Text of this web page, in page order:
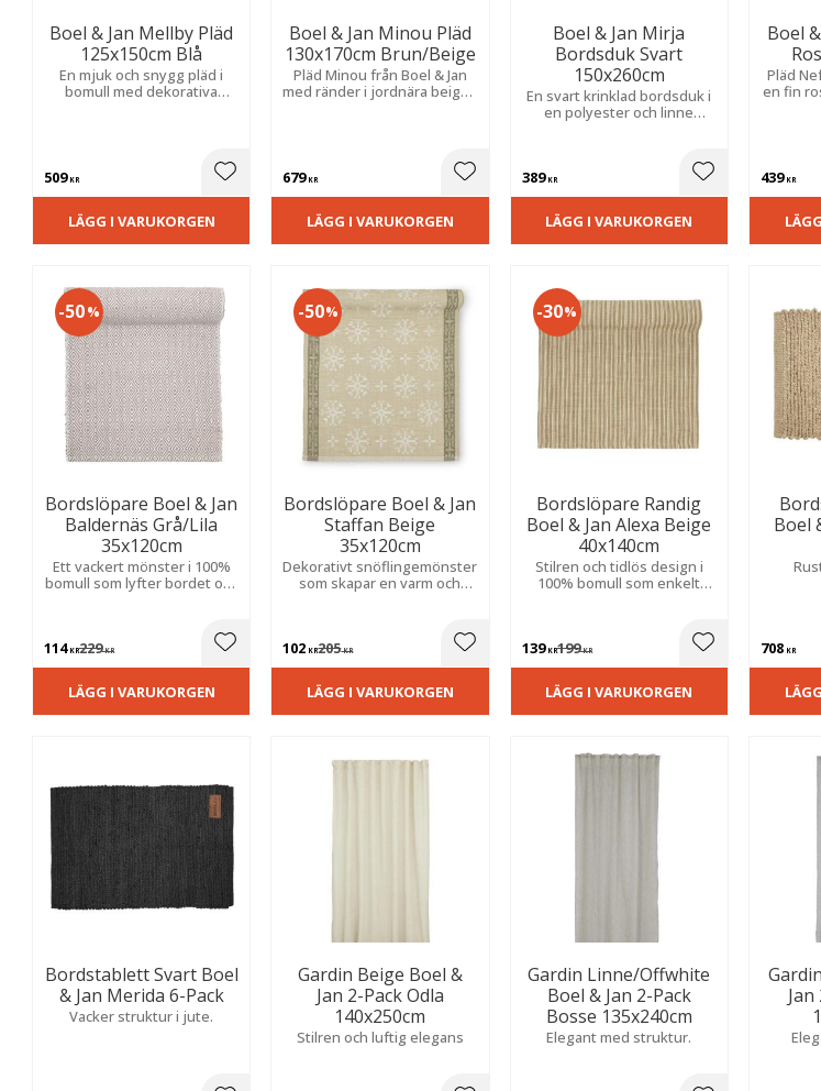
Boel & Jan Mellby Pläd
125x150cm Blå
En mjuk och snygg pläd i
bomull med dekorativa
509KR Lägg till i favoriter
LÄGG I VARUKORGEN
Boel & Jan Minou Pläd
130x170cm Brun/Beige
Pläd Minou från Boel & Jan
med ränder i jordnära beigea
679KR Lägg till i favoriter
LÄGG I VARUKORGEN
Boel & Jan Mirja
Bordsduk Svart
150x260cm
En svart krinklad bordsduk​ i
en polyester och linne
389KR Lägg till i
LÄGG I VARUKORGEN
Boel
Pläd
en fin
439KR
Bordslöpare Boel & Jan
Baldernäs Grå/Lila
35x120cm
Ett vackert mönster i 100%
bomull som lyfter bordet och
114KR229KR
50%
Lägg till i favoriter
LÄGG I VARUKORGEN
Bordslöpare Boel & Jan
Staffan Beige
35x120cm
Dekorativt snöflingemönster
som skapar en varm och
102 KR205KR
50%
Lägg till i favoriter
LÄGG I VARUKORGEN
Bordslöpare Randig
Boel & Jan Alexa Beige
40x140cm
Stilren och tidlös design i
100% bomull som enkelt
139KR199KR
30%
Lägg till i
LÄGG I VARUKORGEN
Boel
708KR
Bordstablett Svart Boel
& Jan Merida 6-Pack
Vacker struktur i jute.
Gardin Beige Boel &
Jan 2-Pack Odla
140x250cm
Stilren och luftig elegans
Gardin Linne/Offwhite
Boel & Jan 2-Pack
Bosse 135x240cm
Elegant med struktur.